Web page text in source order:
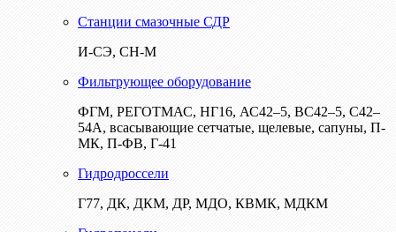
Станции смазочные СДР
И-СЭ, СН-М
Фильтрующее оборудование
ФГМ, РЕГОТМАС, НГ16, АС42–5, ВС42–5, С42–
54А, всасывающие сетчатые, щелевые, сапуны, П-
МК, П-ФВ, Г-41
Гидродроссели
Г77, ДК, ДКМ, ДР, МДО, КВМК, МДКМ